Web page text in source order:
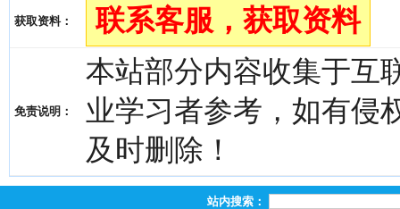
获取资料： 联系客服，获取资料
免责说明：
本站部分内容收集于互
业学习者参考，如有侵
及时删除！
站内搜索：